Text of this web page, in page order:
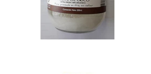
$5.490